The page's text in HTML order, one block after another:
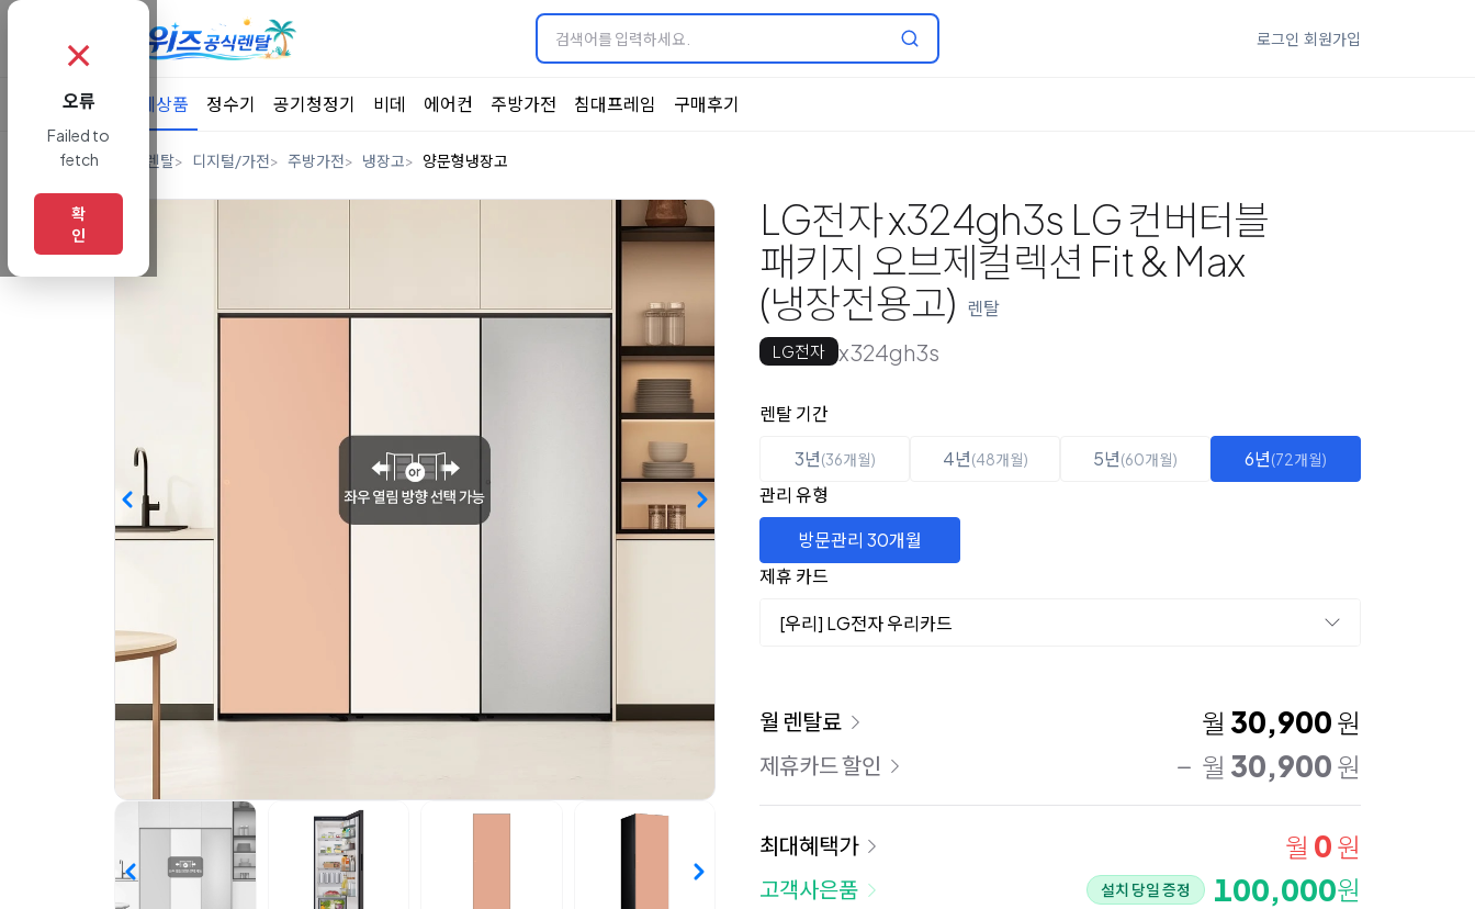
로그인 회원가입
전체상품 정수기 공기청정기 비데 에어컨 주방가전 침대프레임 구매후기
렌탈 디지털/가전 주방가전 냉장고 양문형냉장고
LG전자 x324gh3s LG 컨버터블
패키지 오브제컬렉션 Fit & Max
(냉장전용고) 렌탈
LG전자 x324gh3s
옵션 선택
렌탈 선택
렌탈 기간
3년(36개월) 4년(48개월) 5년(60개월) 6년(72개월)
관리 유형
방문관리 30개월
제휴 카드
[우리] LG전자 우리카드
이용 요금
월 렌탈료 월 30,900 원
제휴카드 할인 월 30,900 원
최대혜택가 월 0 원
고객사은품 설치 당일 증정 100,000원
✗
오류
Failed to
fetch
확
인